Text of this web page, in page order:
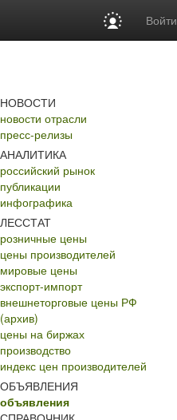
Войти
НОВОСТИ
новости отрасли
пресс-релизы
АНАЛИТИКА
российский рынок
публикации
инфографика
ЛЕССТАТ
розничные цены
цены производителей
мировые цены
экспорт-импорт
внешнеторговые цены РФ
(архив)
цены на биржах
производство
индекс цен производителей
ОБЪЯВЛЕНИЯ
объявления